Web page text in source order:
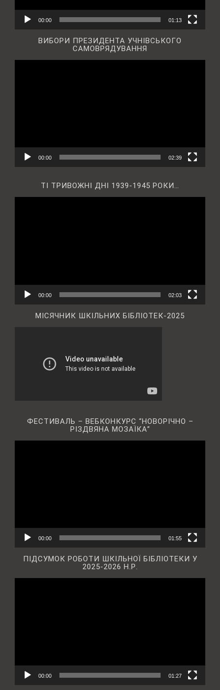
00:00 01:13
ВИБОРИ ПРЕЗИДЕНТА УЧНІВСЬКОГО
САМОВРЯДУВАННЯ
00:00 02:39
ТІ ТРИВОЖНІ ДНІ 1939-1945 РОКИ…
00:00 02:03
МІСЯЧНИК ШКІЛЬНИХ БІБЛІОТЕК-2025
ФЕСТИВАЛЬ – ВЕБКОНКУРС “НОВОРІЧНО –
РІЗДВЯНА МОЗАЇКА”
00:00 01:55
ПІДСУМОК РОБОТИ ШКІЛЬНОЇ БІБЛІОТЕКИ У
2025-2026 Н.Р.
00:00 01:27